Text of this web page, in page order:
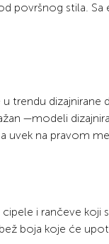
površnog stila.
trendu dizajnirane
—modeli
uvek na pravom
i rančeve
boja koje će